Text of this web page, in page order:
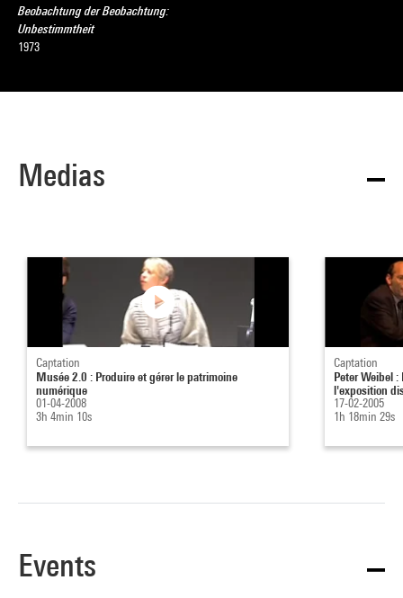
Beobachtung der Beobachtung:
Unbestimmtheit
1973
Medias
Captation
Musée 2.0 : Produire et gérer le patrimoine
numérique
01-04-2008
3h 4min 10s
Captation
Peter Weibel
l'exposition
17-02-2005
1h 18min 29s
Events